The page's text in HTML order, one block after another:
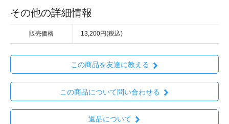
その他の詳細情報
販売価格 13,200円(税込)
この商品を友達に教える
この商品について問い合わせる
返品について